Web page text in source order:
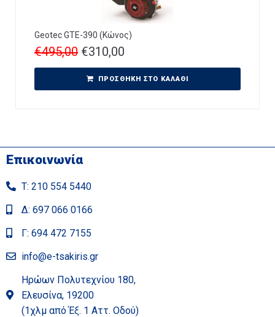
Geotec GTE-390 (Κώνος)
€495,00 €310,00
ΠΡΟΣΘΉΚΗ ΣΤΟ ΚΑΛΆΘΙ
Επικοινωνία
Τ: 210 554 5440
Δ: 697 066 0166
Γ: 694 472 7155
info@e-tsakiris.gr
Ηρώων Πολυτεχνίου 180,
Ελευσίνα, 19200
(1χλμ από Έξ. 1 Αττ. Οδού)